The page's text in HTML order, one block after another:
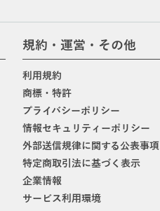
規約・運営・その他
利用規約
商標・特許
プライバシーポリシー
情報セキュリティーポリシー
外部送信規律に関する公表事項
特定商取引法に基づく表示
企業情報
サービス利用環境